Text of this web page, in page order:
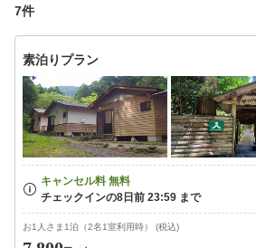
7件
素泊りプラン
お1人さま1泊（2名1室利用時） (税込)